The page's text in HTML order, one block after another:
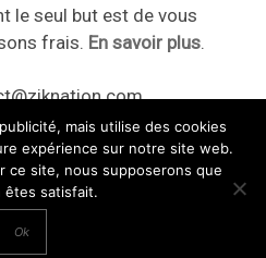
le seul but est de vous
frais. En savoir plus.
mais utilise des cookies
expérience sur notre site web.
ce site, nous supposerons que
êtes satisfait.
Ok